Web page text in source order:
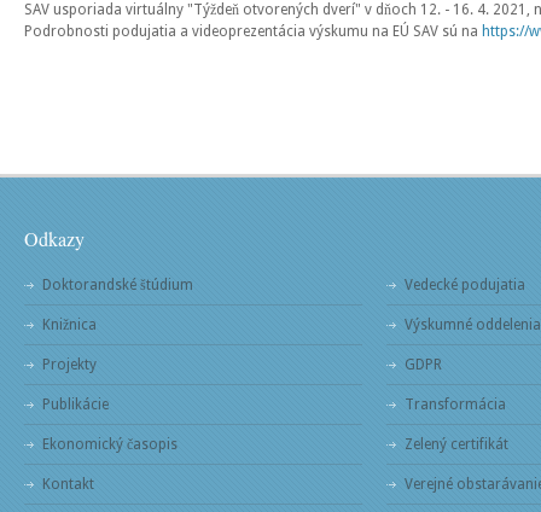
SAV usporiada virtuálny "Týždeň otvorených dverí" v dňoch 12. - 16. 4. 2021,
Podrobnosti podujatia a videoprezentácia výskumu na EÚ SAV sú na https://
Odkazy
Doktorandské štúdium
Knižnica
Projekty
Publikácie
Ekonomický časopis
Kontakt
Vedecké podujatia
Výskumné oddelenia
GDPR
Transformácia
Zelený certifikát
Verejné